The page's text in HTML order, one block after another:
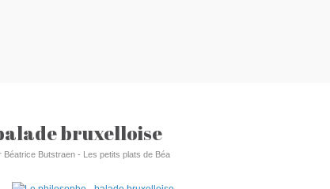
bruxelloise
Béatrice Butstraen - Les petits plats de Béa